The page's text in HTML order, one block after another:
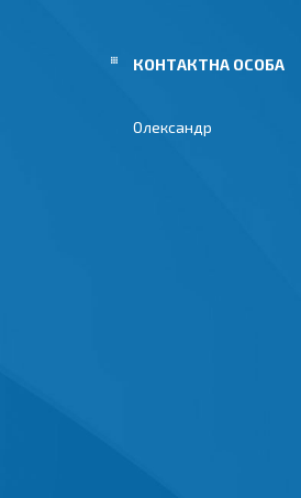
Олександр